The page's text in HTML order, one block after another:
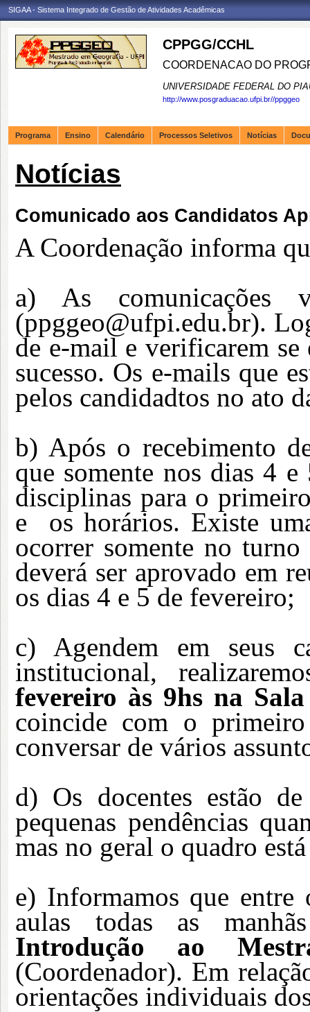
SIGAA - Sistema Integrado de Gestão de Atividades Acadêmicas
CPPGG/CCHL
COORDENACAO DO
UNIVERSIDADE FEDERAL DO
http://www.posgraduacao.ufpi.br//ppggeo
Programa Ensino Calendário Processos Seletivos Notícias
Notícias
Comunicado aos Candidatos
A Coordenação informa
a) As comunicações
(ppggeo@ufpi.edu.br).
de e-mail e verificarem se
sucesso. Os e-mails que
pelos candidadtos no ato
b) Após o recebimento
que somente nos dias 4 e
disciplinas para o
e os horários. Existe
ocorrer somente no turno
deverá ser aprovado em
os dias 4 e 5 de fevereiro;
c) Agendem em seus
institucional,
fevereiro às 9hs na
coincide com o
conversar de vários
d) Os docentes estão
pequenas pendências
mas no geral o quadro
e) Informamos que entre
aulas todas as
Introdução ao
(Coordenador). Em
orientações individuais